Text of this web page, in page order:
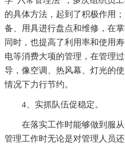
的具体方法，起到了积极作用
备、用具进行盘点和维修，在
同时，也提高了利用率和使用
电等消费大项的管理，在管理
导，像空调、热风幕、灯光的
情况下力行节约。
4、实抓队伍促稳定。
在落实工作时能够做到服
管理工作时无论是对管理人员